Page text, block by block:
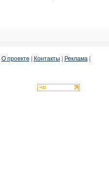
О проекте | Контакты | Реклама |